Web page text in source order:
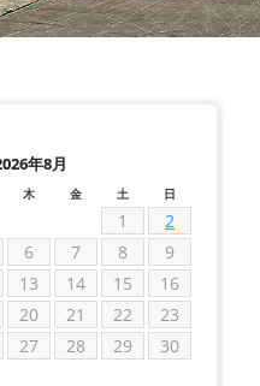
年8月
木 金 土 日
1
2
6 7 8
9
13 14 15
16
20 21 22
23
27 28 29
30